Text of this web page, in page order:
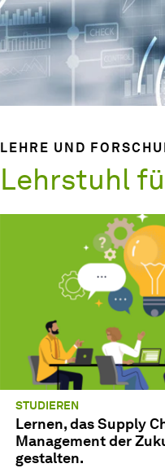
LEHRE UND
Lehrstuhl
STUDIEREN
Lernen, das Supply
Management der
gestalten.